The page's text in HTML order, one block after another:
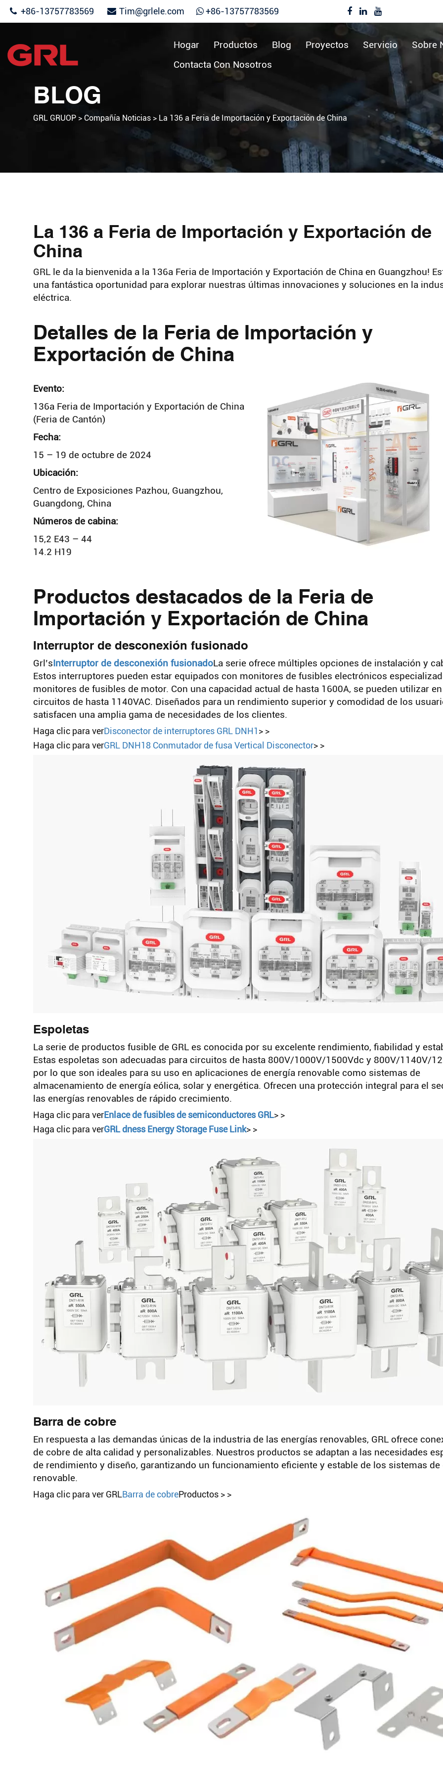
+86-13757783569 Tim@grlele.com +86-13757783569
Hogar Productos Blog Proyectos Servicio
Sobre
Contacta Con Nosotros
BLOG
GRL GRUOP > Compañía Noticias > La 136 a Feria de Importación y Exportación de China
La 136 a Feria de Importación y Exportación de
China
GRL le da la bienvenida a la 136a Feria de Importación y Exportación de China en Guangzhou!
una fantástica oportunidad para explorar nuestras últimas innovaciones y soluciones en la
eléctrica.
Detalles de la Feria de Importación y
Exportación de China
Evento:
136a Feria de Importación y Exportación de China
(Feria de Cantón)
Fecha:
15 – 19 de octubre de 2024
Ubicación:
Centro de Exposiciones Pazhou, Guangzhou,
Guangdong, China
Números de cabina:
15,2 E43 – 44
14.2 H19
Productos destacados de la Feria de
Importación y Exportación de China
Interruptor de desconexión fusionado
Grl’sInterruptor de desconexión fusionadoLa serie ofrece múltiples opciones de instalación y
Estos interruptores pueden estar equipados con monitores de fusibles electrónicos
monitores de fusibles de motor. Con una capacidad actual de hasta 1600A, se pueden utilizar en
circuitos de hasta 1140VAC. Diseñados para un rendimiento superior y comodidad de los
satisfacen una amplia gama de necesidades de los clientes.
Haga clic para verDisconector de interruptores GRL DNH1> >
Haga clic para verGRL DNH18 Conmutador de fusa Vertical Disconector> >
Espoletas
La serie de productos fusible de GRL es conocida por su excelente rendimiento, fiabilidad y
Estas espoletas son adecuadas para circuitos de hasta 800V/1000V/1500Vdc y 800V/1140V/
por lo que son ideales para su uso en aplicaciones de energía renovable como sistemas de
almacenamiento de energía eólica, solar y energética. Ofrecen una protección integral para el
las energías renovables de rápido crecimiento.
Haga clic para verEnlace de fusibles de semiconductores GRL> >
Haga clic para verGRL dness Energy Storage Fuse Link> >
Barra de cobre
En respuesta a las demandas únicas de la industria de las energías renovables, GRL ofrece
de cobre de alta calidad y personalizables. Nuestros productos se adaptan a las necesidades
de rendimiento y diseño, garantizando un funcionamiento eficiente y estable de los sistemas de
renovable.
Haga clic para ver GRLBarra de cobreProductos > >
Buscar